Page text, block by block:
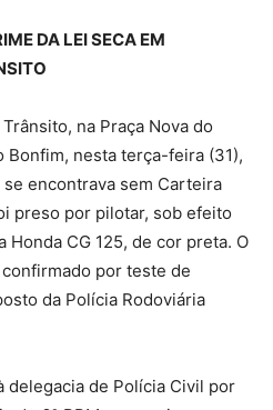
DA LEI SECA EM
na Praça Nova do
Bonfim, nesta terça-feira (31),
encontrava sem Carteira
preso por pilotar, sob efeito
CG 125, de cor preta. O
por teste de
da Polícia Rodoviária
delegacia de Polícia Civil por